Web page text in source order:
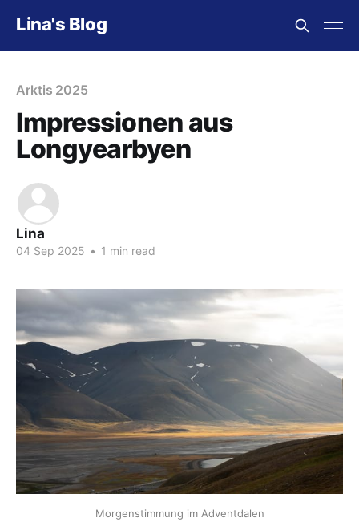
Lina's Blog
Arktis 2025
Impressionen aus
Longyearbyen
Lina
04 Sep 2025 • 1 min read
Morgenstimmung im Adventdalen